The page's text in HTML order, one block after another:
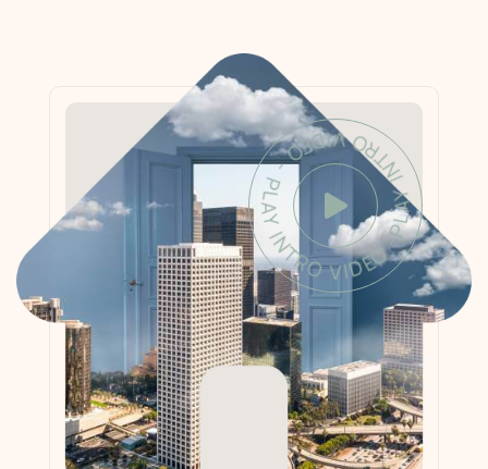
PLAY INTRO VIDEO - PLAY INTRO VIDEO -